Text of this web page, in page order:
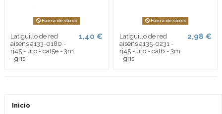
Fuera de stock
Latiguillo de red
aisens a133-0180 -
rj45 - utp - cat5e - 3m
- gris
1,40 €
Fuera de stock
Latiguillo de red
aisens a135-0231 -
rj45 - utp - cat6 - 3m
- gris
2,98 €
Inicio